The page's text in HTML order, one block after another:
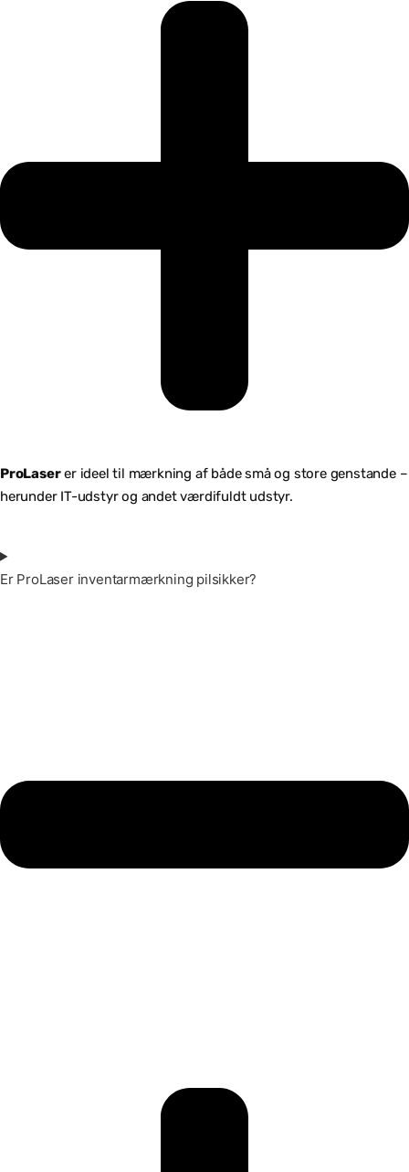
ProLaserer ideel til mærkning af både små og store genstande –
herunder IT-udstyr og andet værdifuldt udstyr.
Er ProLaser inventarmærkning pilsikker?